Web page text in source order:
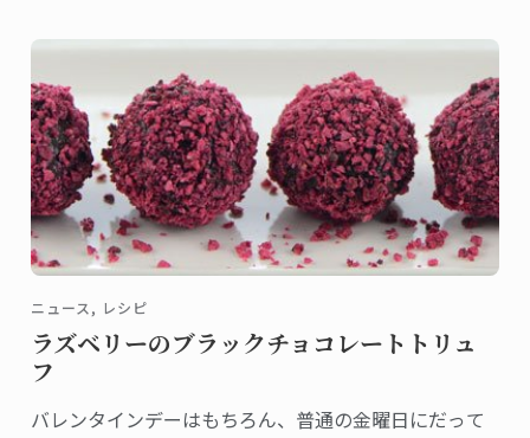
なく、中は少し半熟です。
ニュース, レシピ
ラズベリーのブラックチョコレートトリュ
フ
バレンタインデーはもちろん、普通の金曜日にだって